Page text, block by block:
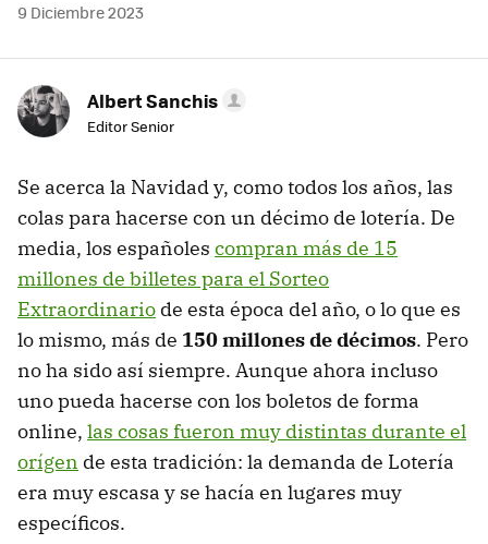
9 Diciembre 2023
Albert Sanchis
Editor Senior
Se acerca la Navidad y, como todos los años, las
colas para hacerse con un décimo de lotería. De
media, los españoles compran más de 15
millones de billetes para el Sorteo
Extraordinario de esta época del año, o lo que es
lo mismo, más de 150 millones de décimos. Pero
no ha sido así siempre. Aunque ahora incluso
uno pueda hacerse con los boletos de forma
online, las cosas fueron muy distintas durante el
orígen de esta tradición: la demanda de Lotería
era muy escasa y se hacía en lugares muy
específicos.